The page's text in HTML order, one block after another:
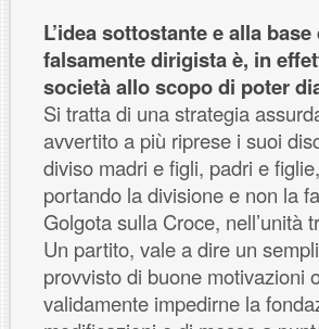
L’idea sottostante e alla
falsamente dirigista è, in
società allo scopo di poter
Si tratta di una strategia
avvertito a più riprese i suoi
diviso madri e figli, padri e
portando la divisione e non la
Golgota sulla Croce, nell’unità
Un partito, vale a dire un
provvisto di buone motivazioni
validamente impedirne la